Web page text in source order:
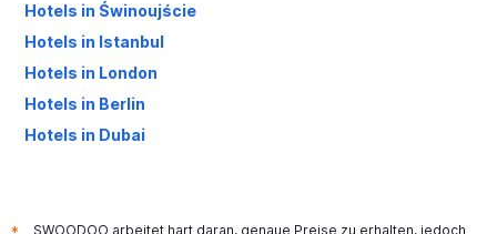
Hotels in Świnoujście
Hotels in Istanbul
Hotels in London
Hotels in Berlin
Hotels in Dubai
SWOODOO arbeitet hart daran, genaue Preise zu erhalten, jedoch